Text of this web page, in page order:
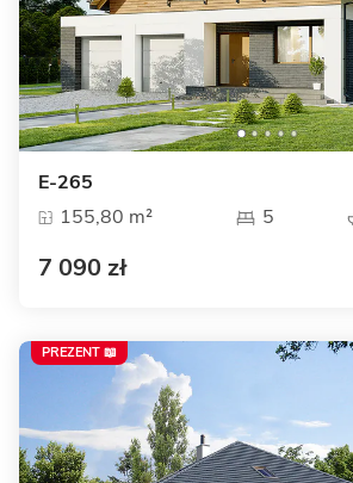
E-265
155,80 m²
5
7 090 zł
PREZENT 📖